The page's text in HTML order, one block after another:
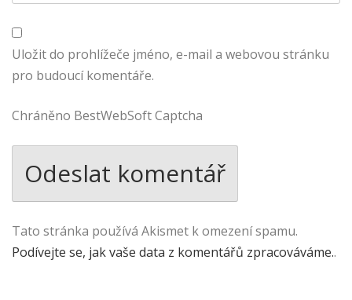
Uložit do prohlížeče jméno, e-mail a webovou stránku
pro budoucí komentáře.
Chráněno BestWebSoft Captcha
Tato stránka používá Akismet k omezení spamu.
Podívejte se, jak vaše data z komentářů zpracováváme..